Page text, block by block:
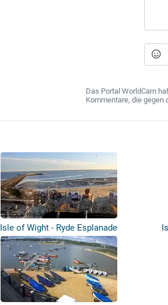
Das Portal WorldCam
Kommentare, die gegen
Isle of Wight - Ryde Esplanade